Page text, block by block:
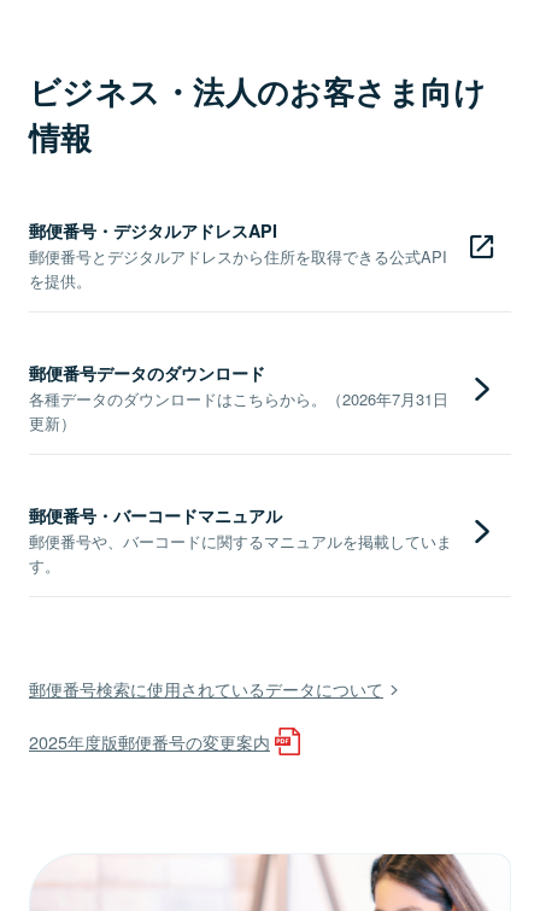
ビジネス・法人のお客さま向け
情報
郵便番号・デジタルアドレスAPI
郵便番号とデジタルアドレスから住所を取得できる公式API
を提供。
郵便番号データのダウンロード
各種データのダウンロードはこちらから。（2026年7月31日
更新）
郵便番号・バーコードマニュアル
郵便番号や、バーコードに関するマニュアルを掲載していま
す。
郵便番号検索に使用されているデータについて
2025年度版郵便番号の変更案内